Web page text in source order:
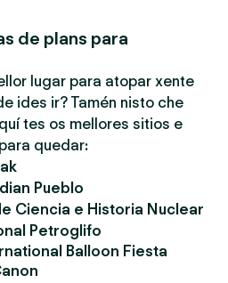
de plans para
lugar para atopar xente
ides ir? Tamén nisto che
tes os mellores sitios e
quedar:
Pueblo
Ciencia e Historia Nuclear
Petroglifo
Balloon Fiesta